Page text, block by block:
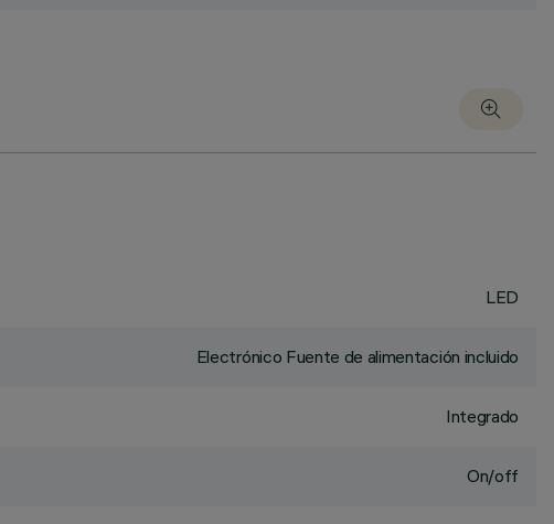
LED
Electrónico Fuente de alimentación incluido
Integrado
On/off